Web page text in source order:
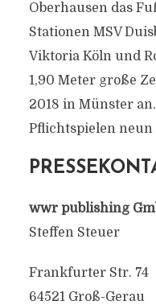
Oberhausen das
Stationen MSV
Viktoria Köln und
1,90 Meter große
2018 in Münster
Pflichtspielen neun
wwr publishing
Steffen Steuer
Frankfurter Str. 74
64521 Groß-Gerau